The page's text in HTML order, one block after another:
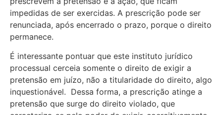
impedidas de ser exercidas. A prescrição pode ser
renunciada, após encerrado o prazo, porque o direito
permanece.
É interessante pontuar que este instituto jurídico
processual cerceia somente o direito de exigir a
pretensão em juízo, não a titularidade do direito, algo
inquestionável. Dessa forma, a prescrição atinge a
pretensão que surge do direito violado, que